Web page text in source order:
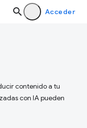
Acceder
contenido a tu
con IA pueden